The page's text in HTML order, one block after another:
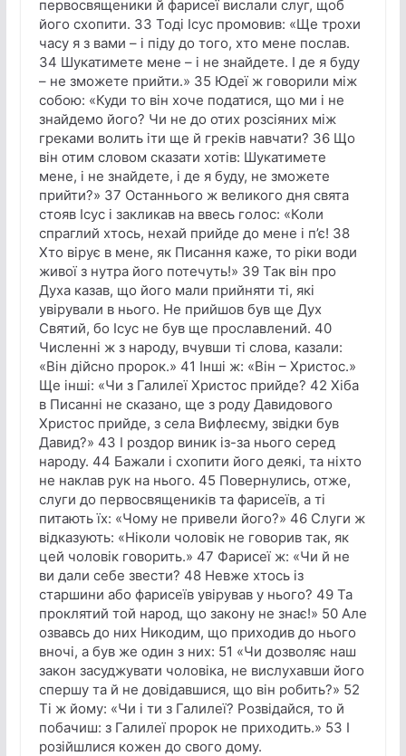
первосвященики й фарисеї вислали слуг, щоб
його схопити. 33 Тоді Ісус промовив: «Ще трохи
часу я з вами – і піду до того, хто мене послав.
34 Шукатимете мене – і не знайдете. І де я буду
– не зможете прийти.» 35 Юдеї ж говорили між
собою: «Куди то він хоче податися, що ми і не
знайдемо його? Чи не до отих розсіяних між
греками волить іти ще й греків навчати? 36 Що
він отим словом сказати хотів: Шукатимете
мене, і не знайдете, і де я буду, не зможете
прийти?» 37 Останнього ж великого дня свята
стояв Ісус і закликав на ввесь голос: «Коли
спраглий хтось, нехай прийде до мене і п’є! 38
Хто вірує в мене, як Писання каже, то ріки води
живої з нутра його потечуть!» 39 Так він про
Духа казав, що його мали прийняти ті, які
увірували в нього. Не прийшов був ще Дух
Святий, бо Ісус не був ще прославлений. 40
Численні ж з народу, вчувши ті слова, казали:
«Він дійсно пророк.» 41 Інші ж: «Він – Христос.»
Ще інші: «Чи з Галилеї Христос прийде? 42 Хіба
в Писанні не сказано, ще з роду Давидового
Христос прийде, з села Вифлеєму, звідки був
Давид?» 43 І роздор виник із-за нього серед
народу. 44 Бажали і схопити його деякі, та ніхто
не наклав рук на нього. 45 Повернулись, отже,
слуги до первосвящеників та фарисеїв, а ті
питають їх: «Чому не привели його?» 46 Слуги ж
відказують: «Ніколи чоловік не говорив так, як
цей чоловік говорить.» 47 Фарисеї ж: «Чи й не
ви дали себе звести? 48 Невже хтось із
старшини або фарисеїв увірував у нього? 49 Та
проклятий той народ, що закону не знає!» 50 Але
озвавсь до них Никодим, що приходив до нього
вночі, а був же один з них: 51 «Чи дозволяє наш
закон засуджувати чоловіка, не вислухавши його
спершу та й не довідавшися, що він робить?» 52
Ті ж йому: «Чи і ти з Галилеї? Розвідайся, то й
побачиш: з Галилеї пророк не приходить.» 53 І
розійшлися кожен до свого дому.